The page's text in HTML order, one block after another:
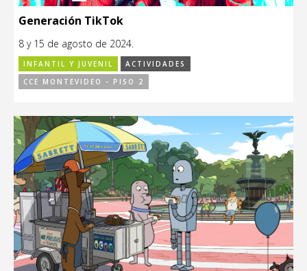
Generación TikTok
8 y 15 de agosto de 2024.
INFANTIL Y JUVENIL
ACTIVIDADES
CCE MONTEVIDEO - PISO 2